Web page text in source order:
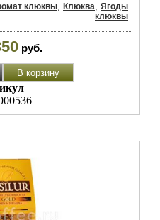
клюквы, Клюква, Ягоды
клюквы
руб.